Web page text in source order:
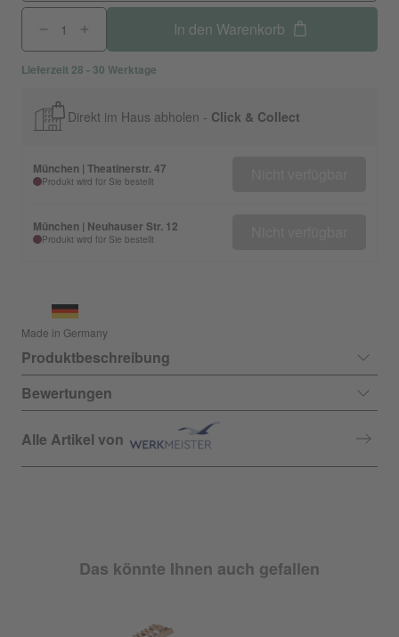
In den Warenkorb
Lieferzeit 28 - 30 Werktage
Direkt im Haus abholen - Click & Collect
München | Theatinerstr. 47
Produkt wird für Sie bestellt
München | Neuhauser Str. 12
Produkt wird für Sie bestellt
Made in Germany
Produktbeschreibung
Bewertungen
Alle Artikel von
Das könnte Ihnen auch gefallen